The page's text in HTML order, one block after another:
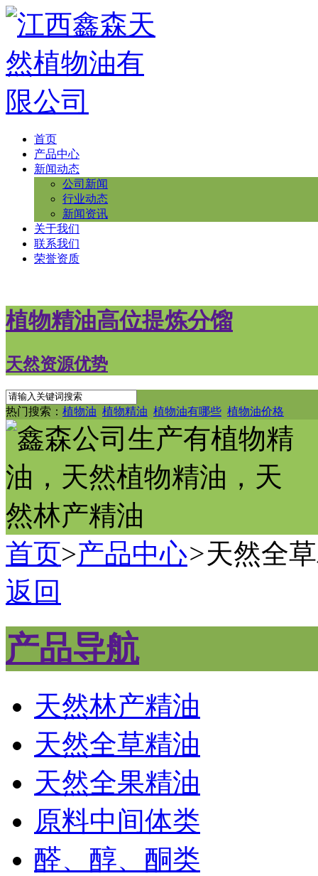
首页
产品中心
新闻动态
公司新闻
行业动态
新闻资讯
关于我们
联系我们
荣誉资质
植物精油高位提炼分馏
天然资源优势
热门搜索： 植物油 植物精油 植物油有哪些 植物油价格
首页>产品中心>天然全
返回
产品导航
天然林产精油
天然全草精油
天然全果精油
原料中间体类
醛、醇、酮类